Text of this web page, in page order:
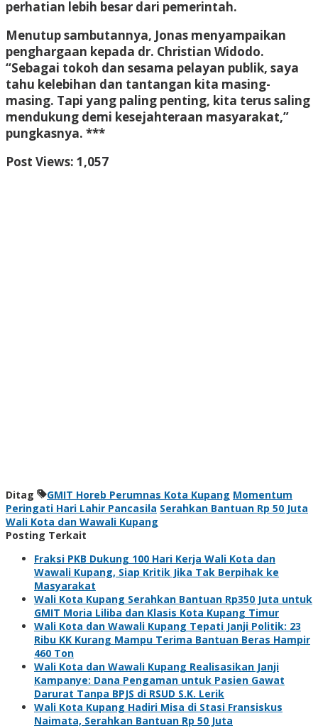
perhatian lebih besar dari pemerintah.
Menutup sambutannya, Jonas menyampaikan
penghargaan kepada dr. Christian Widodo.
“Sebagai tokoh dan sesama pelayan publik, saya
tahu kelebihan dan tantangan kita masing-
masing. Tapi yang paling penting, kita terus saling
mendukung demi kesejahteraan masyarakat,”
pungkasnya. ***
Post Views: 1,057
Ditag GMIT Horeb Perumnas Kota Kupang Momentum
Peringati Hari Lahir Pancasila Serahkan Bantuan Rp 50 Juta
Wali Kota dan Wawali Kupang
Posting Terkait
Fraksi PKB Dukung 100 Hari Kerja Wali Kota dan
Wawali Kupang, Siap Kritik Jika Tak Berpihak ke
Masyarakat
Wali Kota Kupang Serahkan Bantuan Rp350 Juta untuk
GMIT Moria Liliba dan Klasis Kota Kupang Timur
Wali Kota dan Wawali Kupang Tepati Janji Politik: 23
Ribu KK Kurang Mampu Terima Bantuan Beras Hampir
460 Ton
Wali Kota dan Wawali Kupang Realisasikan Janji
Kampanye: Dana Pengaman untuk Pasien Gawat
Darurat Tanpa BPJS di RSUD S.K. Lerik
Wali Kota Kupang Hadiri Misa di Stasi Fransiskus
Naimata, Serahkan Bantuan Rp 50 Juta